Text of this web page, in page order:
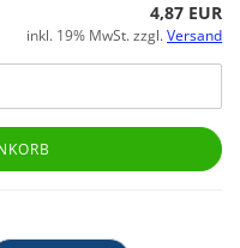
4,87 EUR
inkl. 19% MwSt. zzgl.Versand